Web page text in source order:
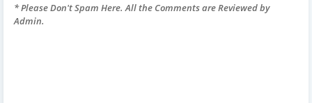
* Please Don't Spam Here. All the Comments are Reviewed by
Admin.